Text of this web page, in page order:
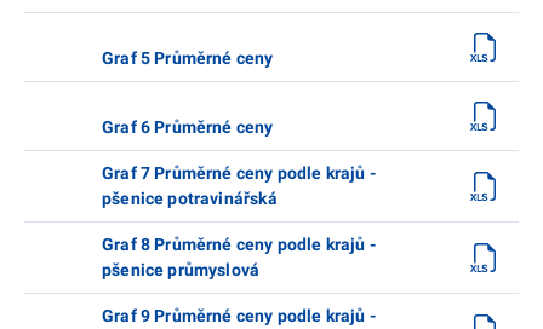
Graf 5 Průměrné ceny
Graf 6 Průměrné ceny
Graf 7 Průměrné ceny podle krajů -
pšenice potravinářská
Graf 8 Průměrné ceny podle krajů -
pšenice průmyslová
Graf 9 Průměrné ceny podle krajů -